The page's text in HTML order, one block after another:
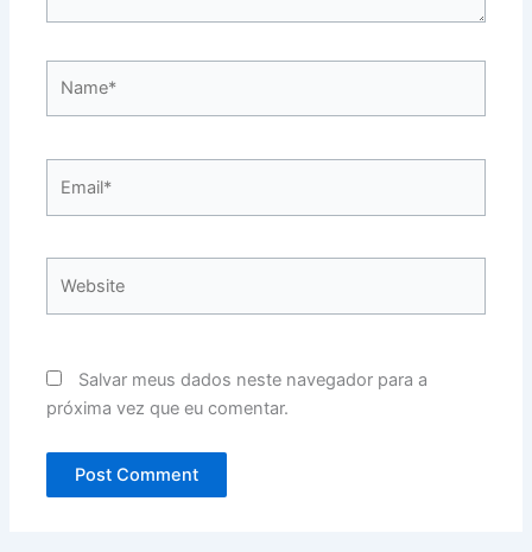
Salvar meus dados neste navegador para a
próxima vez que eu comentar.